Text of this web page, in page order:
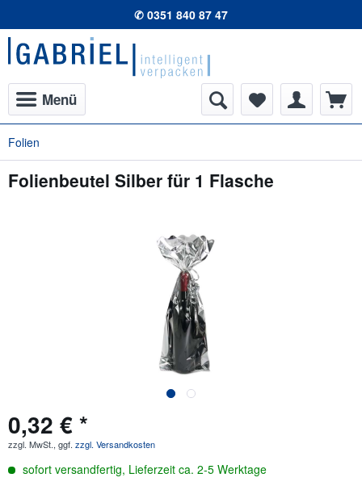
✆ 0351 840 87 47
Menü
Folien
Folienbeutel Silber für 1 Flasche
0,32 € *
zzgl. MwSt., ggf. zzgl. Versandkosten
sofort versandfertig, Lieferzeit ca. 2-5 Werktage